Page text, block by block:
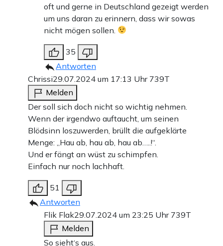
oft und gerne in Deutschland gezeigt werden
um uns daran zu erinnern, dass wir sowas
nicht mögen sollen.
35
Antworten
Chrissi29.07.2024 um 17:13 Uhr 739T
Melden
Der soll sich doch nicht so wichtig nehmen.
Wenn der irgendwo auftaucht, um seinen
Blödsinn loszuwerden, brüllt die aufgeklärte
Menge: „Hau ab, hau ab, hau ab…..!“.
Und er fängt an wüst zu schimpfen.
Einfach nur noch lachhaft.
51
Antworten
Flik Flak29.07.2024 um 23:25 Uhr 739T
Melden
So sieht‘s aus.